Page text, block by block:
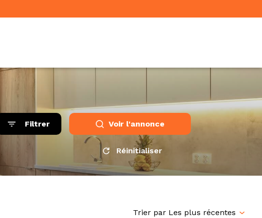
Filtrer Voir l'annonce
Réinitialiser
Trier par Les plus récentes